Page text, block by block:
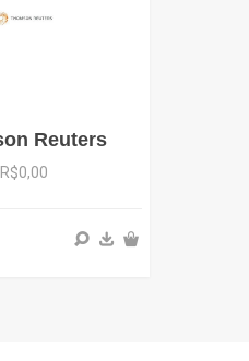
Reuters
R$0,00